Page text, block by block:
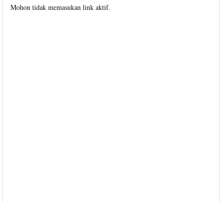
Mohon tidak memasukan link aktif.